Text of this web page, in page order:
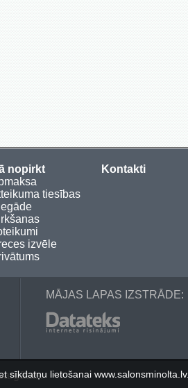
sīkdatņu lietošanai www.salonsminolta.lv.
nopirkt
tiesības
izvēle
Kontakti
MĀJAS LAPAS IZSTRĀDE: